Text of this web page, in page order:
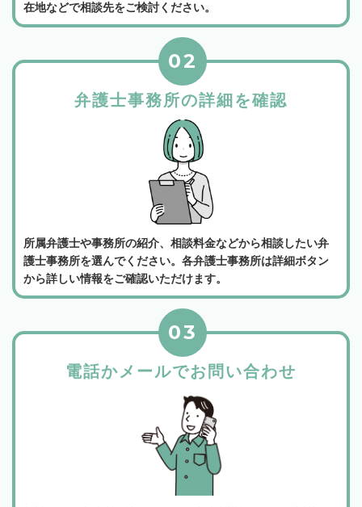
在地などで相談先をご検討ください。
弁護士事務所の詳細を確認
02
所属弁護士や事務所の紹介、相談料金などから相談したい弁
護士事務所を選んでください。各弁護士事務所は詳細ボタン
から詳しい情報をご確認いただけます。
電話かメールでお問い合わせ
03